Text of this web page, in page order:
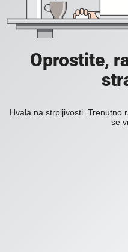
Oprostite,
Hvala na strpljivosti. Trenutno
se